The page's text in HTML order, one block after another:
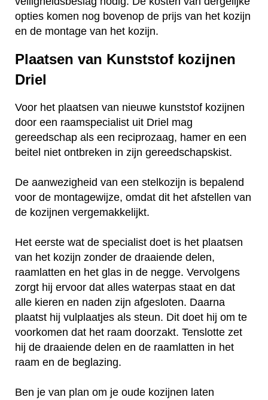
opties komen nog bovenop de prijs van het kozijn
en de montage van het kozijn.
Plaatsen van Kunststof kozijnen
Driel
Voor het plaatsen van nieuwe kunststof kozijnen
door een raamspecialist uit Driel mag
gereedschap als een reciprozaag, hamer en een
beitel niet ontbreken in zijn gereedschapskist.
De aanwezigheid van een stelkozijn is bepalend
voor de montagewijze, omdat dit het afstellen van
de kozijnen vergemakkelijkt.
Het eerste wat de specialist doet is het plaatsen
van het kozijn zonder de draaiende delen,
raamlatten en het glas in de negge. Vervolgens
zorgt hij ervoor dat alles waterpas staat en dat
alle kieren en naden zijn afgesloten. Daarna
plaatst hij vulplaatjes als steun. Dit doet hij om te
voorkomen dat het raam doorzakt. Tenslotte zet
hij de draaiende delen en de raamlatten in het
raam en de beglazing.
Ben je van plan om je oude kozijnen laten